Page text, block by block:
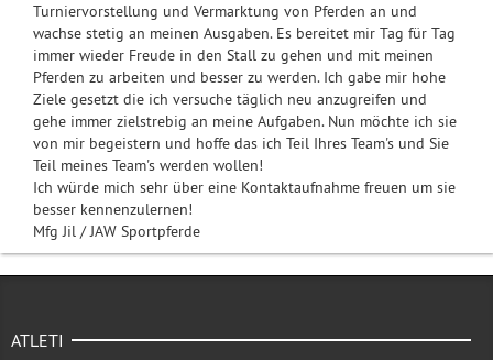
Turniervorstellung und Vermarktung von Pferden an und
wachse stetig an meinen Ausgaben. Es bereitet mir Tag für Tag
immer wieder Freude in den Stall zu gehen und mit meinen
Pferden zu arbeiten und besser zu werden. Ich gabe mir hohe
Ziele gesetzt die ich versuche täglich neu anzugreifen und
gehe immer zielstrebig an meine Aufgaben. Nun möchte ich sie
von mir begeistern und hoffe das ich Teil Ihres Team's und Sie
Teil meines Team's werden wollen!
Ich würde mich sehr über eine Kontaktaufnahme freuen um sie
besser kennenzulernen!
Mfg Jil / JAW Sportpferde
ATLETI